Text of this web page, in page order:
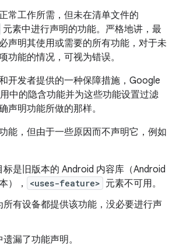
常工作所需，但未在清单文件的
元素中进行声明的功能。 严格地讲，最
声明其使用或需要的所有功能，对于未
功能的情况，可视为错误。
开发者提供的一种保障措施，Google
中的隐含功能并为这些功能设置过滤
声明功能所做的那样。
能，但由于一些原因而不声明它，例如
标是旧版本的 Android 内容库（Android
），
<uses-feature> 元素不可用。
所有设备都提供该功能，没必要进行声
漏了功能声明。